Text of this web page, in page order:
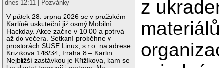
dnes 12:11 | Pozvánky
V pátek 28. srpna 2026 se v pražském
Karlíně uskuteční již osmý Mobilní
Hackday. Akce začne v 10:00 a potrvá
až do večera. Setkání proběhne v
prostorách SUSE Linux, s.r.o. na adrese
Křižíkova 148/34, Praha 8 – Karlín.
Nejbližší zastávkou je Křižíkova, kam se
z